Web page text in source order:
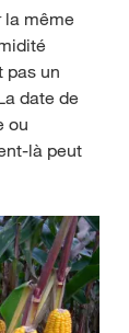
la même
pas un
date de
ou
là peut